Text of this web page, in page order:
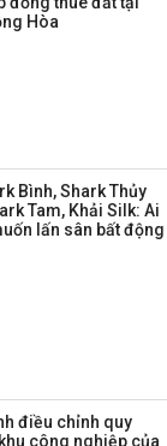
ty 100 tỷ của
Hoa Hồng bỗng
‘biến mất’, một
Hòa
Bình, Shark Thủy
Tam, Khải Silk: Ai
lấn sân bất động
điều chỉnh quy
công nghiệp của